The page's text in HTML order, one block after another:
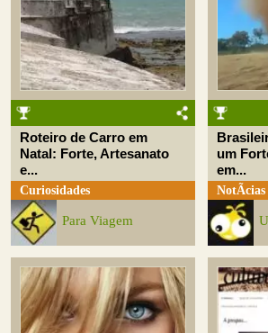
Roteiro de Carro em
Natal: Forte, Artesanato
e...
Curiosidades
Para Viagem
um
em...
NotÃ­cias